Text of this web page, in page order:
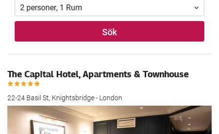
2 personer, 1 Rum
Sök
The Capital Hotel, Apartments & Townhouse
22-24 Basil St, Knightsbridge - London